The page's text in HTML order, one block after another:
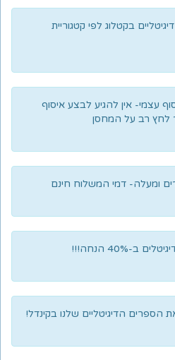
בקטלוג לפי קטגוריית
עצמי- אין להגיע לבצע איסוף
לחץ רב על המחסן
ומעלה- דמי המשלוח חינם
40% הנחה!!!
הספרים הדיגיטליים שלנו בקינדל!